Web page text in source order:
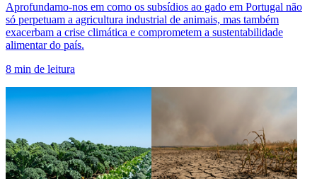
Aprofundamo-nos em como os subsídios ao gado em Portugal não
só perpetuam a agricultura industrial de animais, mas também
exacerbam a crise climática e comprometem a sustentabilidade
alimentar do país.
8 min de leitura